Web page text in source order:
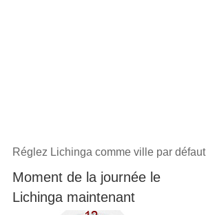
Réglez Lichinga comme ville par défaut
Moment de la journée le
Lichinga maintenant